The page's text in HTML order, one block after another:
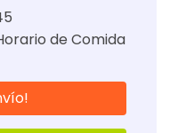
de Comida